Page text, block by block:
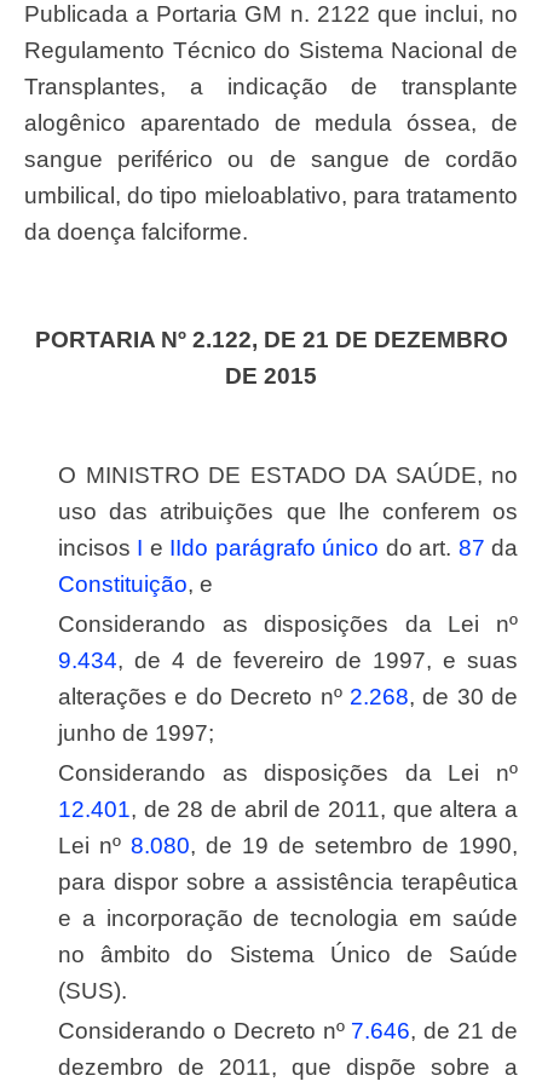
Publicada a Portaria GM n. 2122 que inclui, no
Regulamento Técnico do Sistema Nacional de
Transplantes, a indicação de transplante
alogênico aparentado de medula óssea, de
sangue periférico ou de sangue de cordão
umbilical, do tipo mieloablativo, para tratamento
da doença falciforme.
PORTARIA Nº 2.122, DE 21 DE DEZEMBRO
DE 2015
O MINISTRO DE ESTADO DA SAÚDE, no
uso das atribuições que lhe conferem os
incisos I e IIdo parágrafo único do art. 87 da
Constituição, e
Considerando as disposições da Lei nº
9.434, de 4 de fevereiro de 1997, e suas
alterações e do Decreto nº 2.268, de 30 de
junho de 1997;
Considerando as disposições da Lei nº
12.401, de 28 de abril de 2011, que altera a
Lei nº 8.080, de 19 de setembro de 1990,
para dispor sobre a assistência terapêutica
e a incorporação de tecnologia em saúde
no âmbito do Sistema Único de Saúde
(SUS).
Considerando o Decreto nº 7.646, de 21 de
dezembro de 2011, que dispõe sobre a